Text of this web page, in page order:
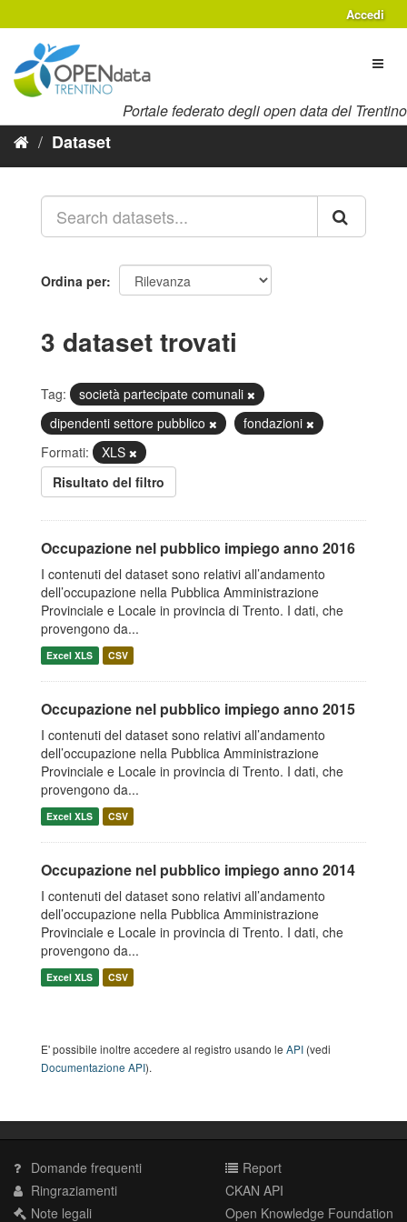
al
contenuto
Accedi
Portale federato degli open data del Trentino
Dataset
Ordina per
3 dataset trovati
Tag:
società partecipate comunali
dipendenti settore pubblico
fondazioni
Formati:
XLS
Risultato del filtro
Occupazione nel pubblico impiego anno 2016
I contenuti del dataset sono relativi all’andamento
dell’occupazione nella Pubblica Amministrazione
Provinciale e Locale in provincia di Trento. I dati, che
provengono da...
Excel XLS CSV
Occupazione nel pubblico impiego anno 2015
I contenuti del dataset sono relativi all’andamento
dell’occupazione nella Pubblica Amministrazione
Provinciale e Locale in provincia di Trento. I dati, che
provengono da...
Excel XLS CSV
Occupazione nel pubblico impiego anno 2014
I contenuti del dataset sono relativi all’andamento
dell’occupazione nella Pubblica Amministrazione
Provinciale e Locale in provincia di Trento. I dati, che
provengono da...
Excel XLS CSV
E' possibile inoltre accedere al registro usando le API (vedi
Documentazione API).
Domande frequenti
Ringraziamenti
Note legali
Report
CKAN API
Open Knowledge Foundation